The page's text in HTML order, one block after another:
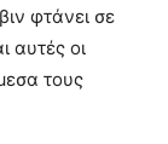
φτάνει σε
αυτές οι
τους